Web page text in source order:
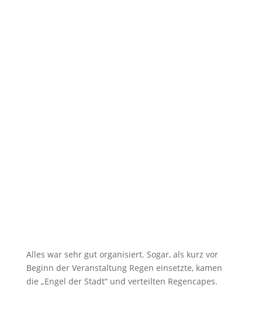
Alles war sehr gut organisiert. Sogar, als kurz vor
Beginn der Veranstaltung Regen einsetzte, kamen
die „Engel der Stadt“ und verteilten Regencapes.